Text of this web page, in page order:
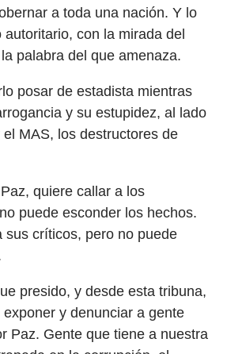
a toda una nación. Y lo
autoritario, con la mirada del
palabra del que amenaza.
posar de estadista mientras
y su estupidez, al lado
MAS, los destructores de
quiere callar a los
puede esconder los hechos.
sus críticos, pero no puede
presido, y desde esta tribuna,
y denunciar a gente
Paz. Gente que tiene a nuestra